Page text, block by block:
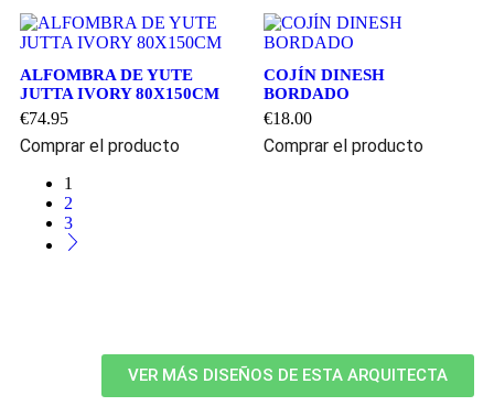
ALFOMBRA DE YUTE
JUTTA IVORY 80X150CM
€74.95
Comprar el producto
COJÍN DINESH
BORDADO
€18.00
Comprar el producto
1
2
3
VER MÁS DISEÑOS DE ESTA ARQUITECTA